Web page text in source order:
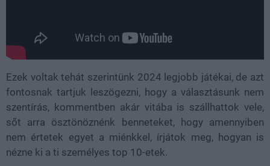
Ezek voltak tehát szerintünk 2024 legjobb játékai, de azt
fontosnak tartjuk leszögezni, hogy a választásunk nem
szentírás, kommentben akár vitába is szállhattok vele,
sőt arra ösztönöznénk benneteket, hogy amennyiben
nem értetek egyet a miénkkel, írjátok meg, hogyan is
nézne ki a ti személyes top 10-etek.